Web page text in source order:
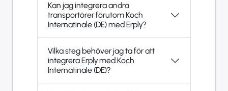
Kan jag integrera andra
transportörer förutom Koch
Internatinale (DE) med Erply?
Vilka steg behöver jag ta för att
integrera Erply med Koch
Internatinale (DE)?